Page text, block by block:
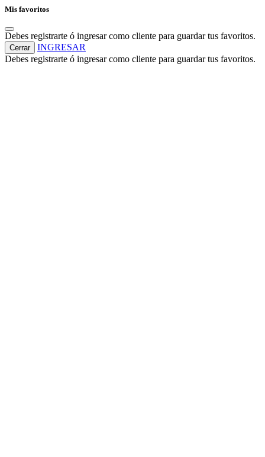
Mis favoritos
Debes registrarte ó ingresar como cliente para guardar tus favoritos.
Cerrar
INGRESAR
Debes registrarte ó ingresar como cliente para guardar tus favoritos.